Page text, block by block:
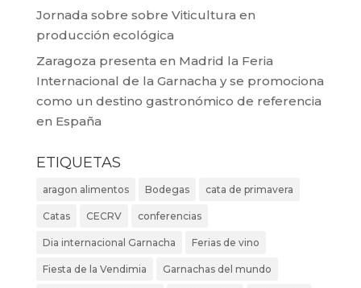
Jornada sobre sobre Viticultura en
producción ecológica
Zaragoza presenta en Madrid la Feria
Internacional de la Garnacha y se promociona
como un destino gastronómico de referencia
en España
ETIQUETAS
aragon alimentos Bodegas cata de primavera
Catas CECRV conferencias
Dia internacional Garnacha Ferias de vino
Fiesta de la Vendimia Garnachas del mundo